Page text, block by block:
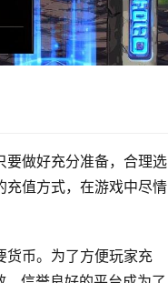
要做好充分准备，合理选
充值方式，在游戏中尽情
货币。为了方便玩家充